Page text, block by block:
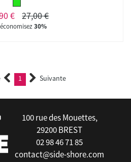
€ 27,00 €
30%
1 (current)Suivante
100 rue des Mouettes,
29200 BREST
02 98 46 71 85
contact@side-shore.com